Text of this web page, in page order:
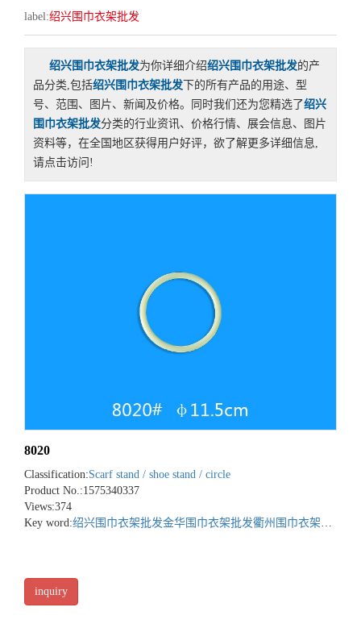
label:绍兴围巾衣架批发
绍兴围巾衣架批发为你详细介绍绍兴围巾衣架批发的产
品分类,包括绍兴围巾衣架批发下的所有产品的用途、型
号、范围、图片、新闻及价格。同时我们还为您精选了绍兴
围巾衣架批发分类的行业资讯、价格行情、展会信息、图片
资料等，在全国地区获得用户好评，欲了解更多详细信息,
请点击访问!
8020
Classification:Scarf stand / shoe stand / circle
Product No.:1575340337
Views:374
Key word:绍兴围巾衣架批发金华围巾衣架批发衢州围巾衣架批发
inquiry